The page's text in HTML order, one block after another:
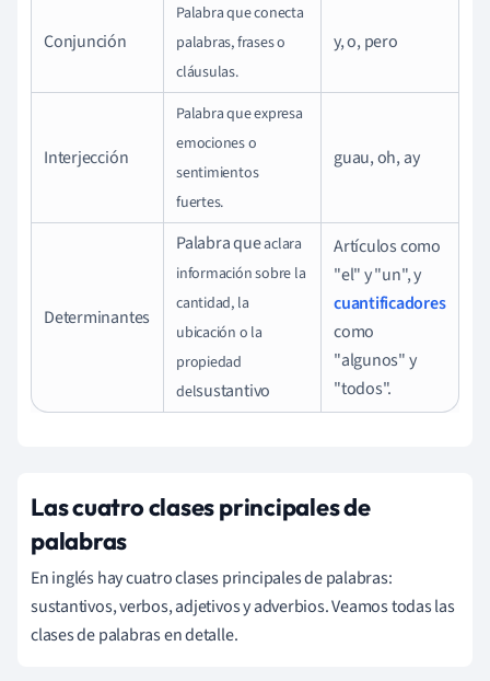
Conjunción
Palabra que conecta
palabras, frases o
cláusulas.
y, o, pero
Interjección
Palabra que expresa
emociones o
sentimientos
fuertes.
guau, oh, ay
Determinantes
Palabra queaclara
información sobre la
cantidad, la
ubicación o la
propiedad
delsustantivo
Artículos como
"el" y "un", y
cuantificadores
como
"algunos" y
"todos".
Las cuatro clases principales de
palabras
En inglés hay cuatro clases principales de palabras:
sustantivos, verbos, adjetivos y adverbios. Veamos todas las
clases de palabras en detalle.